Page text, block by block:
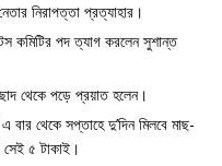
নিরাপত্তা প্রত্যাহার।
কমিটির পদ ত্যাগ করলেন সুশান্ত
থেকে পড়ে প্রয়াত হলেন।
এ বার থেকে সপ্তাহে দু’দিন মিলবে মাছ-
৫ টাকাই।